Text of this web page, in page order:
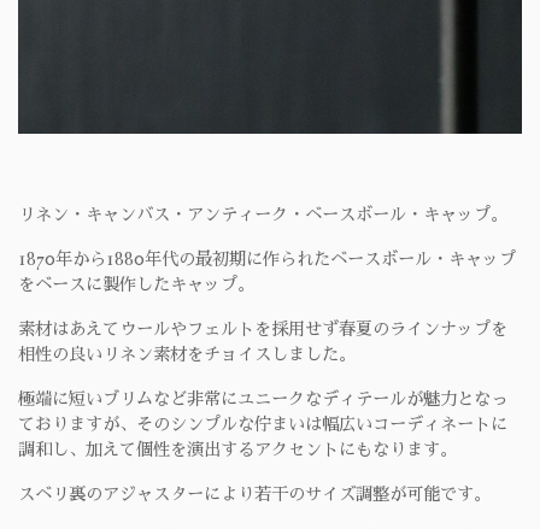
リネン・キャンバス・アンティーク・ベースボール・キャップ。
1870年から1880年代の最初期に作られたベースボール・キャップ
をベースに製作したキャップ。
素材はあえてウールやフェルトを採用せず春夏のラインナップを
相性の良いリネン素材をチョイスしました。
極端に短いブリムなど非常にユニークなディテールが魅力となっ
ておりますが、そのシンプルな佇まいは幅広いコーディネートに
調和し、加えて個性を演出するアクセントにもなります。
スベリ裏のアジャスターにより若干のサイズ調整が可能です。